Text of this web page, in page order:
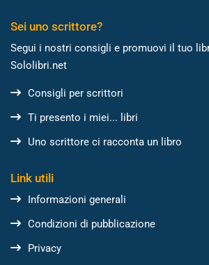
Sei uno scrittore?
Segui i nostri consigli e promuovi il tuo
Sololibri.net
Consigli per scrittori
Ti presento i miei... libri
Uno scrittore ci racconta un libro
Link utili
Informazioni generali
Condizioni di pubblicazione
Privacy